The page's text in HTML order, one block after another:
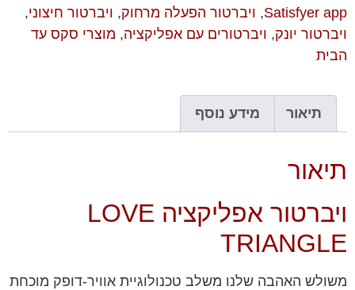
Satisfyer app
, ויברטור הפעלה מרחוק, ויברטור חיצוני,
ויברטור יונק, ויברטורים עם אפליקציה, מוצרי סקס עד
הבית
תיאור מידע נוסף
תיאור
ויברטור אפליקציה LOVE
TRIANGLE
משולש האהבה שלנו משלב טכנולוגיית אוויר-דופק מוכחת